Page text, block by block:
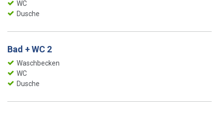
WC
Dusche
Bad + WC 2
Waschbecken
WC
Dusche